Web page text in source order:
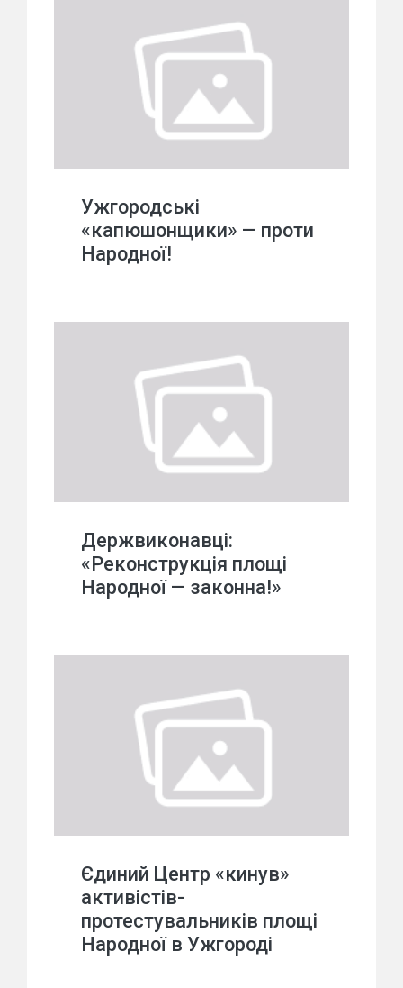
Ужгородські
«капюшонщики» — проти
Народної!
Держвиконавці:
«Реконструкція площі
Народної — законна!»
Єдиний Центр «кинув»
активістів-
протестувальників площі
Народної в Ужгороді